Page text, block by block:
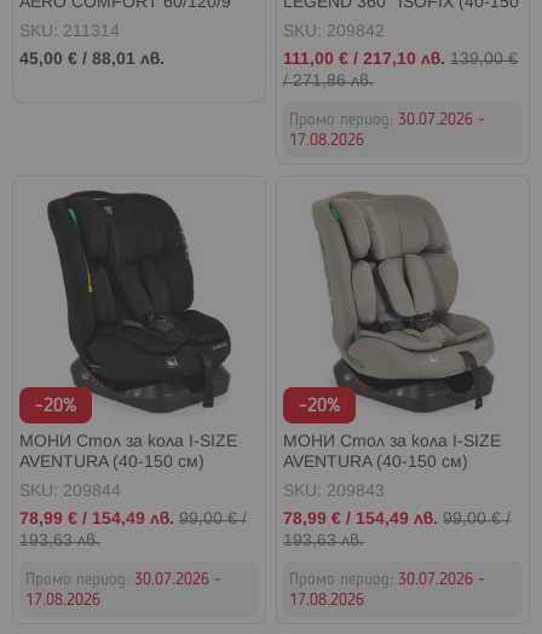
AERO COMFORT 60/120/9
см. БЯЛ
SKU: 211314
45,00 € / 88,01 лв.
LEGEND 360° ISOFIX (40-150
см) BEIGE
SKU: 209842
Промо
цена
111,00 € /217,10 лв. 139,00 €
/271,86 лв.
Промо период: 30.07.2026 -
17.08.2026
-20%
МОНИ Стол за кола I-SIZE
AVENTURA (40-150 см)
BLACK
SKU: 209844
Промо
цена
78,99 € / 154,49 лв. 99,00 €/
193,63 лв.
Промо период: 30.07.2026 -
17.08.2026
-20%
МОНИ Стол за кола I-SIZE
AVENTURA (40-150 см)
BEIGE
SKU: 209843
Промо
цена
78,99 € / 154,49 лв. 99,00 €/
193,63 лв.
Промо период: 30.07.2026 -
17.08.2026